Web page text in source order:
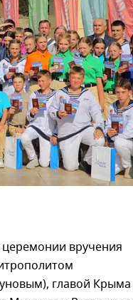
церемонии вручения
главой Крыма